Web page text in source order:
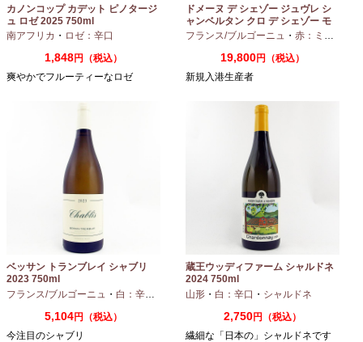
カノンコップ カデット ピノタージ
ュ ロゼ 2025 750ml
南アフリカ ・ ロゼ：辛口
1,848円（税込）
爽やかでフルーティーなロゼ
ドメーヌ デ シェゾー ジュヴレ シ
ャンベルタン クロ デ シェゾー モ
ノポール 2023 750ml
フランス/ブルゴーニュ ・ 赤：ミディアムボディ
19,800円（税込）
新規入港生産者
ベッサン トランブレイ シャブリ
2023 750ml
フランス/ブルゴーニュ ・ 白：辛口 シャルドネ
5,104円（税込）
今注目のシャブリ
蔵王ウッディファーム シャルドネ
2024 750ml
山形 ・ 白：辛口 ・ シャルドネ
2,750円（税込）
繊細な「日本の」シャルドネです